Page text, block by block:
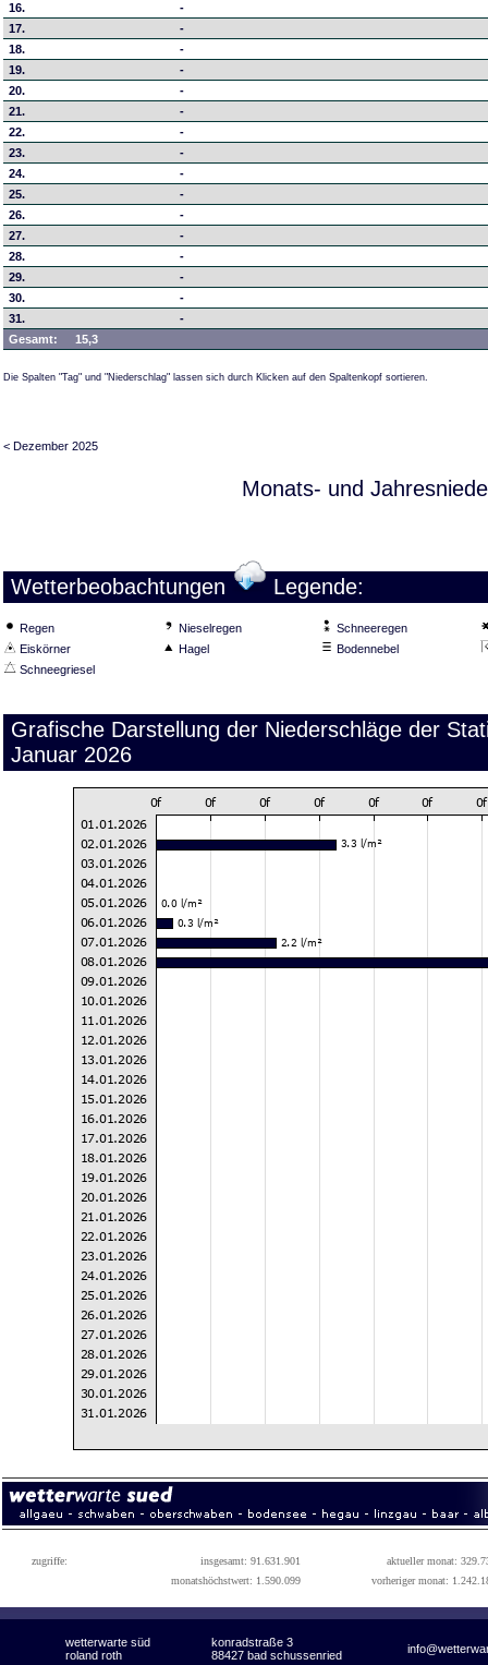
16.
-
17.
-
18.
-
19.
-
20.
-
21.
-
22.
-
23.
-
24.
-
25.
-
26.
-
27.
-
28.
-
29.
-
30.
-
31.
-
Gesamt:
15,3
Die Spalten "Tag" und "Niederschlag" lassen sich durch Klicken auf den Spaltenkopf sortieren.
< Dezember 2025
Monats- und
Wetterbeobachtungen Legende:
Regen Nieselregen
Schneeregen
Eiskörner
Hagel
Bodennebel
Schneegriesel
Grafische Darstellung der Niederschläge der
Januar 2026
zugriffe: insgesamt: 91.631.901
aktueller monat:
monatshöchstwert: 1.590.099
vorheriger monat:
wetterwarte süd konradstraße 3
roland roth 88427 bad schussenried